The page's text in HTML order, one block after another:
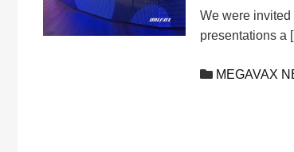
We were invited
presentations a
MEGAVAX